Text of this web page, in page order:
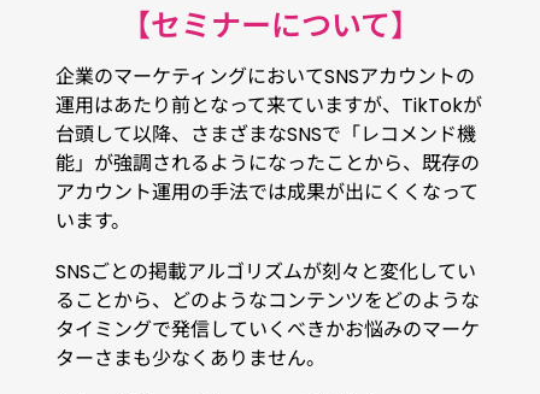
【セミナーについて】
企業のマーケティングにおいてSNSアカウントの
運用はあたり前となって来ていますが、 TikTokが
台頭して以降、さまざまなSNSで「レコメンド機
能」が強調されるようになったことから、既存の
アカウント運用の手法では成果が出にくくなって
います。
SNSごとの掲載アルゴリズムが刻々と変化してい
ることから、どのようなコンテンツをどのような
タイミングで発信していくべきかお悩みのマーケ
ターさまも少なくありません。